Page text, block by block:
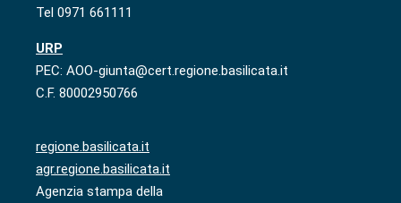
Tel 0971 661111
URP
PEC: AOO-giunta@cert.regione.basilicata.it
C.F. 80002950766
regione.basilicata.it
agr.regione.basilicata.it
Agenzia stampa della